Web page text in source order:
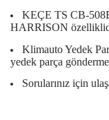
KEÇE TS CB-
HARRISON
Klimauto Yedek
yedek parça
Sorularınız için